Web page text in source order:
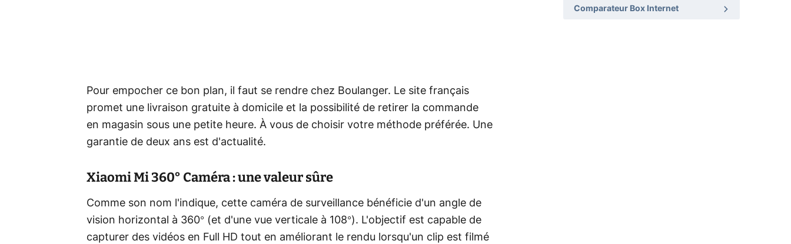
Pour empocher ce bon plan, il faut se rendre chez Boulanger. Le site français
promet une livraison gratuite à domicile et la possibilité de retirer la commande
en magasin sous une petite heure. À vous de choisir votre méthode préférée. Une
garantie de deux ans est d'actualité.
Xiaomi Mi 360° Caméra : une valeur sûre
Comme son nom l'indique, cette caméra de surveillance bénéficie d'un angle de
vision horizontal à 360° (et d'une vue verticale à 108°). L'objectif est capable de
capturer des vidéos en Full HD tout en améliorant le rendu lorsqu'un clip est filmé
Comparateur Box Internet